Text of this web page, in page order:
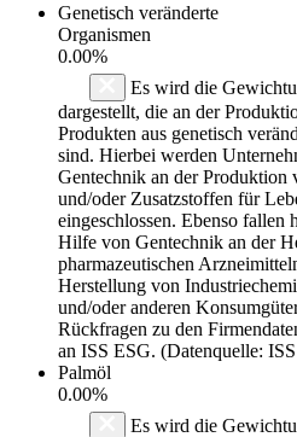
Genetisch veränderte
Organismen
0.00%
Es wird die
dargestellt, die an der
Produkten aus genetisch
sind. Hierbei werden
Gentechnik an der Produktion
und/oder Zusatzstoffen für
eingeschlossen. Ebenso fallen
Hilfe von Gentechnik an der
pharmazeutischen
Herstellung von
und/oder anderen
Rückfragen zu den
an ISS ESG. (Datenquelle:
Palmöl
0.00%
Es wird die